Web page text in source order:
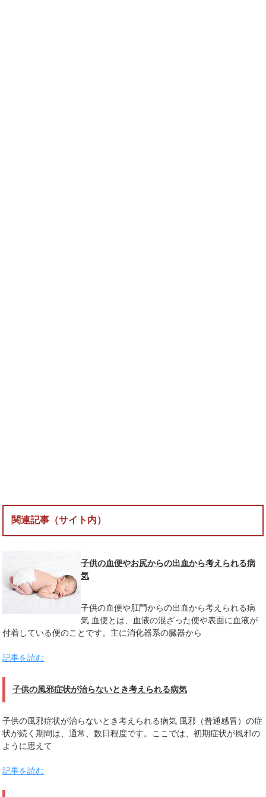
関連記事（サイト内）
子供の血便やお尻からの出血から考えられる病
気
子供の血便や肛門からの出血から考えられる病
気 血便とは、血液の混ざった便や表面に血液が
付着している便のことです。主に消化器系の臓器から
記事を読む
子供の風邪症状が治らないとき考えられる病気
子供の風邪症状が治らないとき考えられる病気 風邪（普通感冒）の症
状が続く期間は、通常、数日程度です。ここでは、初期症状が風邪の
ように思えて
記事を読む